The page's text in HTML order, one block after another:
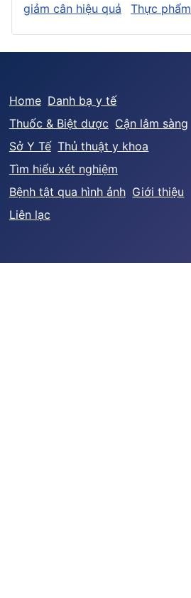
giảm cân hiệu quả
Thực phẩm
Home Danh bạ y tế
Thuốc & Biệt dược Cận lâm sàng
Sở Y Tế Thủ thuật y khoa
Tìm hiểu xét nghiệm
Bệnh tật qua hình ảnh Giới thiệu
Liên lạc